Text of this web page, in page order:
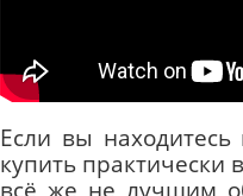
Если вы
купить практически
всё же не лучшим